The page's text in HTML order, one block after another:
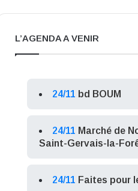
L’AGENDA A VENIR
24/11 bd BOUM
24/11 Marché de
Saint-Gervais-la-
24/11 Faites pour